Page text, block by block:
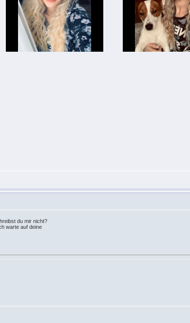
du mir nicht?
warte auf deine